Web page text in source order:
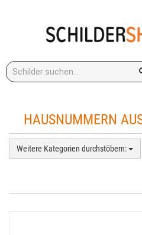
Stichwort:
HAUSNUMMERN
Weitere Kategorien durchstöbern: